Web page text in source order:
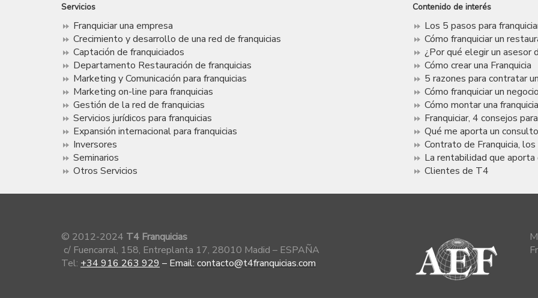
Servicios
Franquiciar una empresa
Crecimiento y desarrollo de una red de franquicias
Captación de franquiciados
Departamento Restauración de franquicias
Marketing y Comunicación para franquicias
Marketing on-line para franquicias
Gestión de la red de franquicias
Servicios jurídicos para franquicias
Expansión internacional para franquicias
Inversores
Seminarios
Otros Servicios
Contenido de interés
Los 5 pasos para
Cómo franquiciar un
¿Por qué elegir un asesor
Cómo crear una Franquicia
5 razones para contratar
Cómo franquiciar un negocio
Cómo montar una franquicia
Franquiciar, 4 consejos
Qué me aporta un
Contrato de Franquicia,
La rentabilidad que
Clientes de T4
© 2012-2024 T4 Franquicias
c/ Fuencarral, 158, Entreplanta 17, 28010 Madid – ESPAÑA
Tel: +34 916 263 929 – Email: contacto@t4franquicias.com